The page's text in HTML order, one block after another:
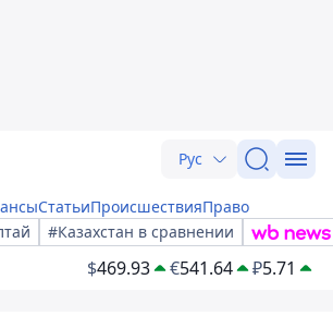
Рус
СтатьиПроисшествияПраво
#Казахстан в сравнении
$469.93 €541.64 ₽5.71